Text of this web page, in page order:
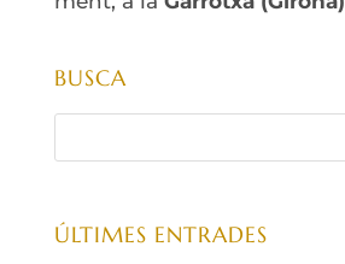
BUSCA
ÚLTIMES ENTRADES